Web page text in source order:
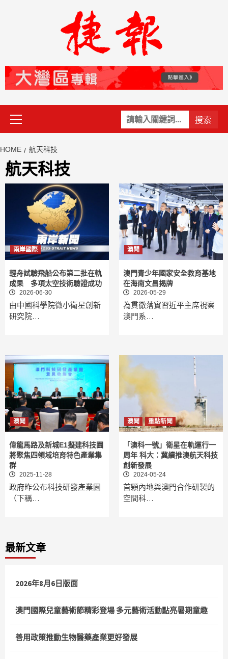
關
鍵
Primary
Menu
HOME 航天科技
航天科技
兩岸國際
輕舟試驗飛船公布第二批在軌
成果 多項太空技術驗證成功
2026-06-30
由中國科學院微小衛星創新
研究院…
澳聞
澳門青少年國家安全教育基地
在海南文昌揭牌
2026-05-29
為貫徹落實習近平主席視察
澳門系…
澳聞
偉龍馬路及新城E1擬建科技園
將聚焦四領域培育特色產業集
群
2025-11-28
政府昨公布科技研發產業園
（下稱…
澳聞 重點新聞
「澳科一號」衛星在軌運行一
周年 科大：冀續推澳航天科技
創新發展
2024-05-24
首顆內地與澳門合作研製的
空間科…
最新文章
2026年8月6日版面
澳門國際兒童藝術節精彩登場 多元藝術活動點亮暑期童趣
善用政策推動生物醫藥產業更好發展